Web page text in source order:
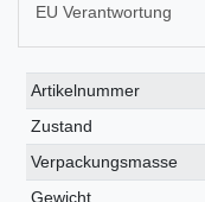
EU Verantwortung
Technisches
Merkmal
Wert
Artikelnummer
Zustand
Verpackungsmasse
Gewicht